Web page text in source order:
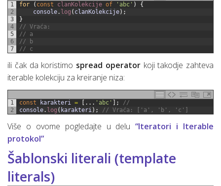
1
2
3
4
5
6
7
for ( const clanKolekcije of 'abc' )
{
console. log ( clanKolekcije) ;
}
// Vraća:
// a
// b
// c
ili čak da koristimo spread operatorkoji takodje zahteva
iterable kolekciju za kreiranje niza:
1
2
const karakteri = [ . . . 'abc' ] ;
//
console. log ( karakteri ) ; // Vraća: ['a', 'b', 'c']
Više o ovome pogledajte u delu“Iteratori i Iterable
protokol”
Šablonski literali (template
literals)